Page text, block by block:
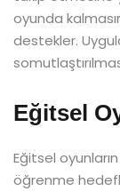
oyunda
destekler.
Eğitsel
Eğitsel
öğrenme